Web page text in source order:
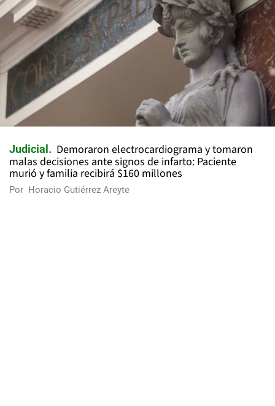
Judicial
Demoraron electrocardiograma y tomaron
malas decisiones ante signos de infarto: Paciente
murió y familia recibirá $160 millones
Por Horacio Gutiérrez Areyte